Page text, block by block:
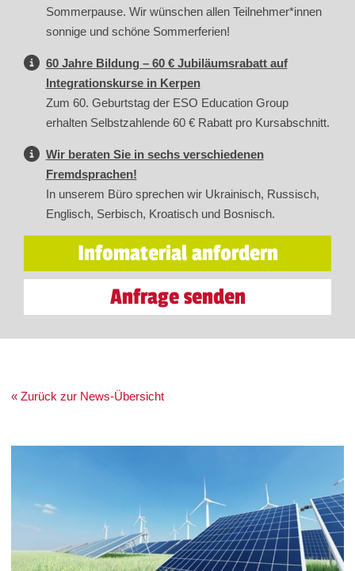
Sommerpause. Wir wünschen allen Teilnehmer*innen
sonnige und schöne Sommerferien!
60 Jahre Bildung – 60 € Jubiläumsrabatt auf
Integrationskurse in Kerpen
Zum 60. Geburtstag der ESO Education Group
erhalten Selbstzahlende 60 € Rabatt pro Kursabschnitt.
Wir beraten Sie in sechs verschiedenen
Fremdsprachen!
In unserem Büro sprechen wir Ukrainisch, Russisch,
Englisch, Serbisch, Kroatisch und Bosnisch.
Infomaterial anfordern
Anfrage senden
« Zurück zur News-Übersicht